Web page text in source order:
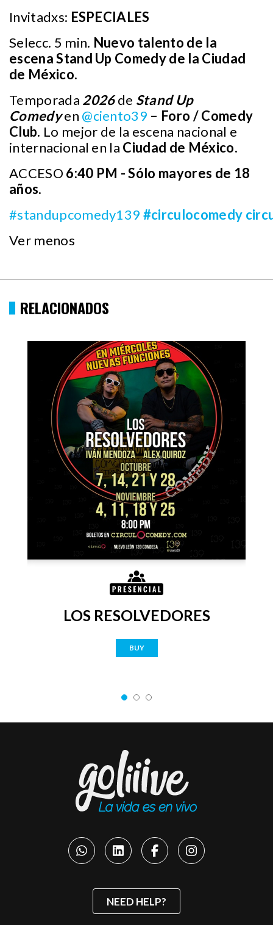
Invitadxs: ESPECIALES
Selecc. 5 min. Nuevo talento de la
escena Stand Up Comedy de la Ciudad
de México.
Temporada 2026de Stand Up
Comedyen @ciento39 – Foro / Comedy
Club. Lo mejor de la escena nacional e
internacional en la Ciudad de México.
ACCESO 6:40 PM - Sólo mayores de 18
años.
#standupcomedy139 #circulocomedy
Ver menos
RELACIONADOS
LOS RESOLVEDORES
BUY
NEED HELP?